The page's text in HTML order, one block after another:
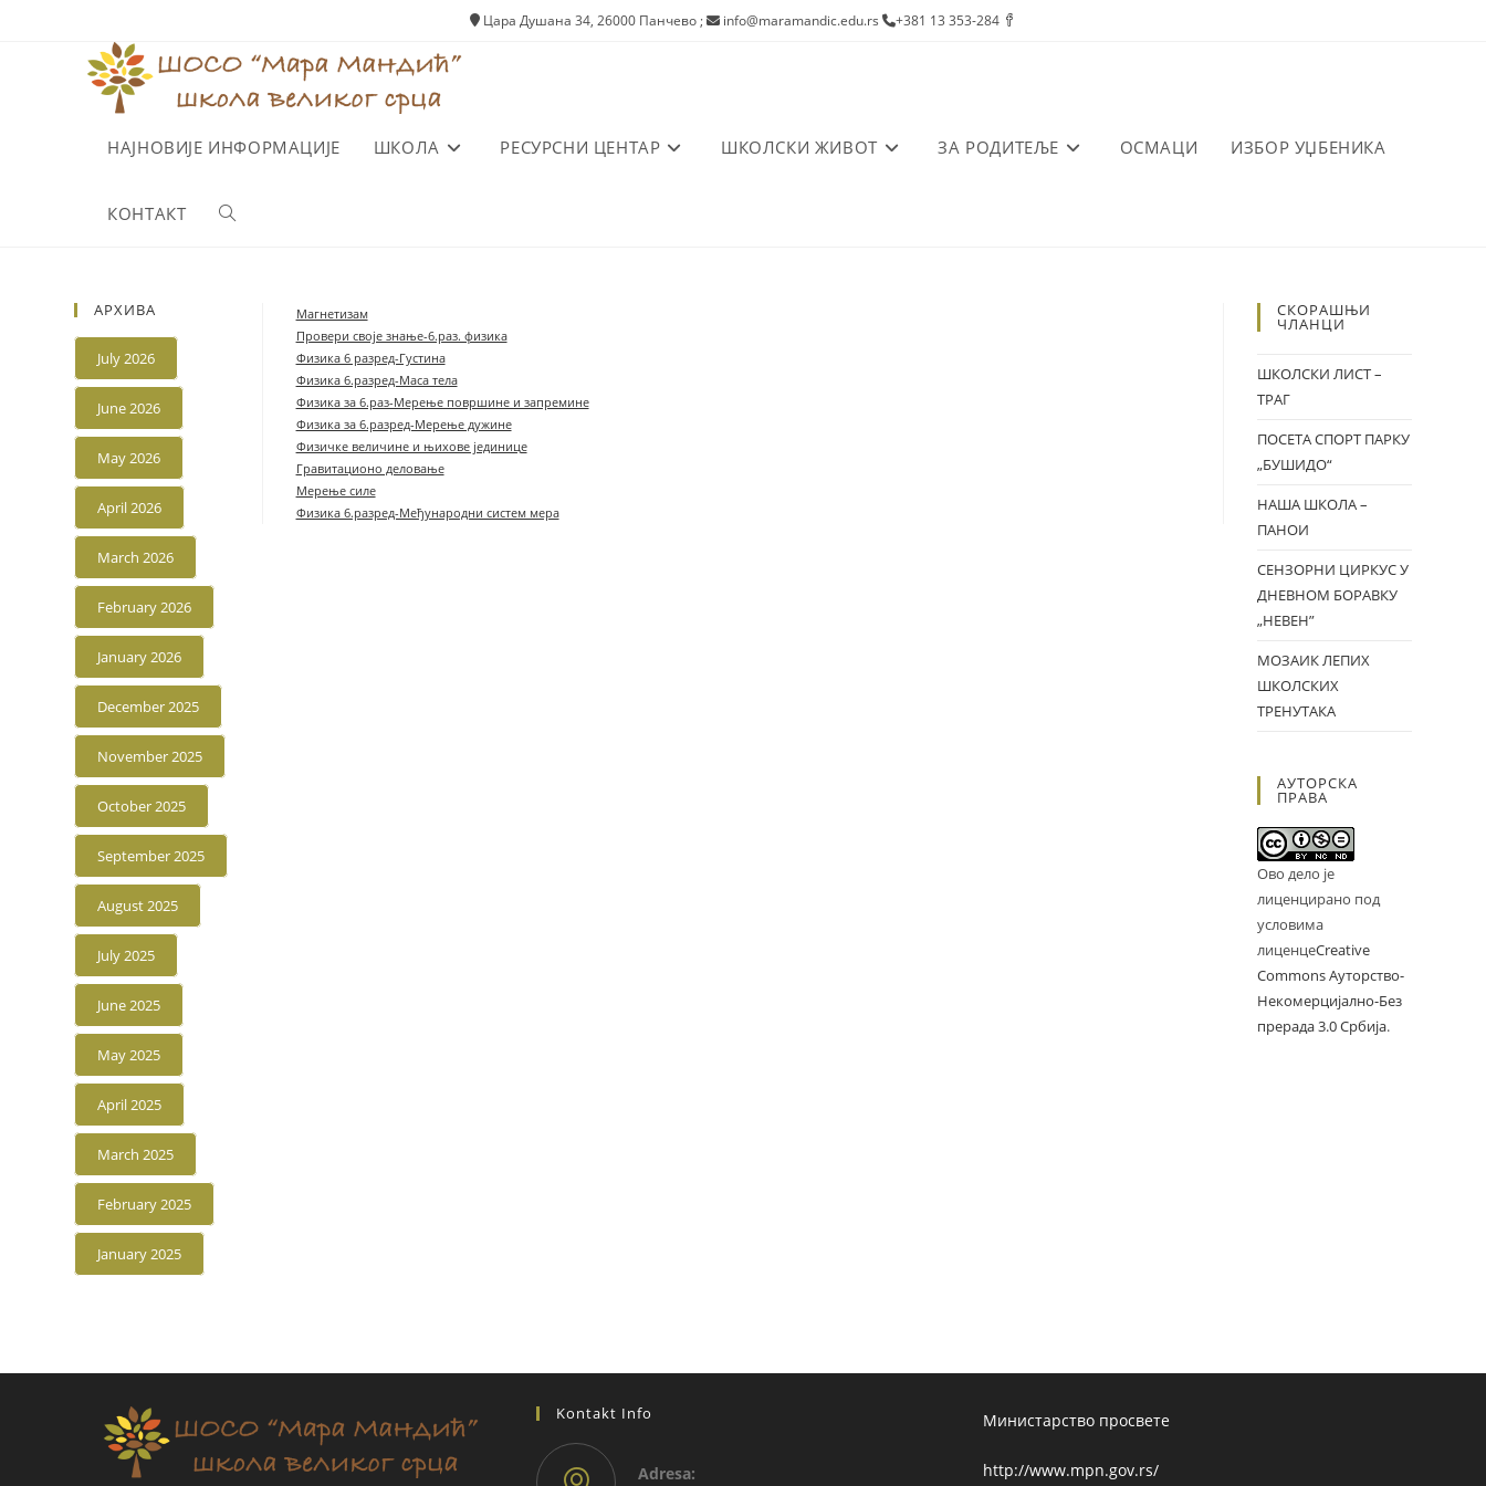
Цара Душана 34, 26000 Панчево ; info@maramandic.edu.rs +381 13 353-284
НАЈНОВИЈЕ ИНФОРМАЦИЈЕ ШКОЛА РЕСУРСНИ ЦЕНТАР ШКОЛСКИ ЖИВОТ ЗА РОДИТЕЉЕ ОСМАЦИ ИЗБОР УЏБЕНИКА
КОНТАКТ Toggle
Магнетизам
Провери своје знање-6.раз. физика
Физика 6 разред-Густина
Физика 6.разред-Маса тела
Физика за 6.раз-Мерење површине и запремине
Физика за 6.разред-Мерење дужине
Физичке величине и њихове јединице
Гравитационо деловање
Мерење силе
Физика 6.разред-Међународни систем мера
АРХИВА
July 2026
June 2026
May 2026
April 2026
March 2026
February 2026
January 2026
December 2025
November 2025
October 2025
September 2025
August 2025
July 2025
June 2025
May 2025
April 2025
March 2025
February 2025
January 2025
СКОРАШЊИ
ЧЛАНЦИ
ШКОЛСКИ ЛИСТ –
ТРАГ
ПОСЕТА СПОРТ ПАРКУ
„БУШИДО“
НАША ШКОЛА –
ПАНОИ
СЕНЗОРНИ ЦИРКУС У
ДНЕВНОМ БОРАВКУ
„НЕВЕН”
МОЗАИК ЛЕПИХ
ШКОЛСКИХ
ТРЕНУТАКА
АУТОРСКА
ПРАВА
Ово дело је
лиценцирано под
условима
лиценцеCreative
Commons Ауторство-
Некомерцијално-Без
прерада 3.0 Србија.
Kontakt Info
Adresа:
Министарство просвете
http://www.mpn.gov.rs/